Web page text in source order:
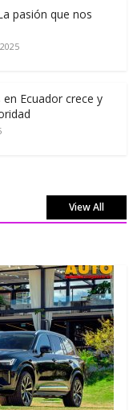
pasión que nos
Ecuador crece y
View All